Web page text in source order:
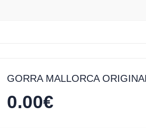
GORRA MALLORCA
0.00€